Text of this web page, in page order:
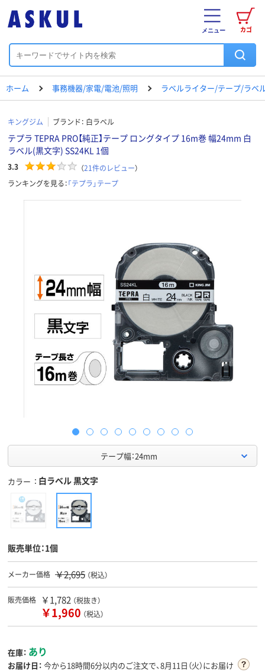
カゴ
メニュー
ホーム 事務機器/家電/電池/照明 ラベルライター/テープ/ラベ
キングジム ブランド： 白ラベル
テプラ TEPRA PRO【純正】テープ ロングタイプ 16m巻 幅24mm 白
ラベル(黒文字) SS24KL 1個
3.3 （21件のレビュー）
ランキングを見る：「テプラ」テープ
テープ幅：24mm
カラー 白ラベル 黒文字
販売単位：1個
メーカー価格 ￥2,695 （税込）
販売価格 ￥1,782 （税抜き）
￥1,960 （税込）
在庫： あり
お届け日： 今から18時間6分以内のご注文で、8月11日（火）にお届け